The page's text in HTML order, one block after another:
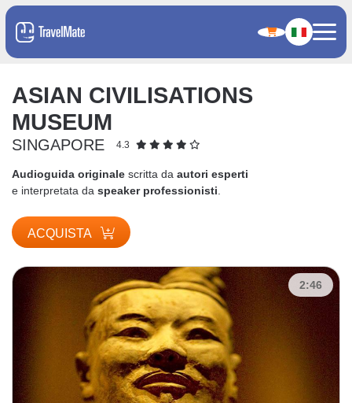
ASIAN CIVILISATIONS
MUSEUM
SINGAPORE 4.3
Audioguida originale scritta da autori esperti
e interpretata da speaker professionisti
ACQUISTA
2:46